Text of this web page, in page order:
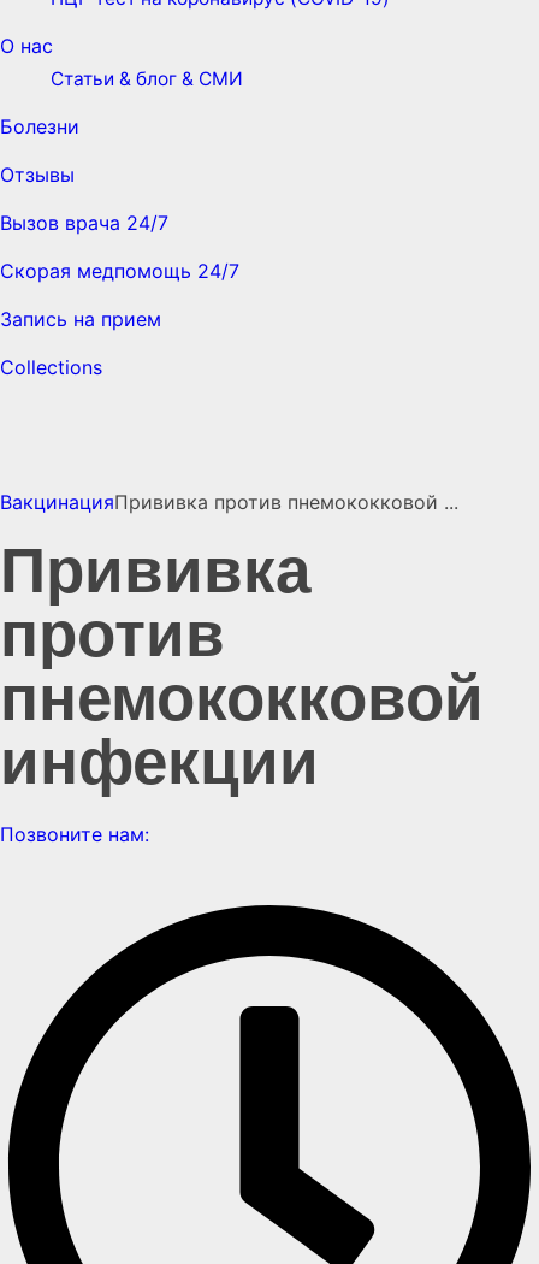
О нас
Статьи & блог & СМИ
Болезни
Отзывы
Вызов врача 24/7
Скорая медпомощь 24/7
Запись на прием
Collections
ВакцинацияПрививка против пнемококковой ...
Прививка
против
пнемококковой
инфекции
Позвоните нам: